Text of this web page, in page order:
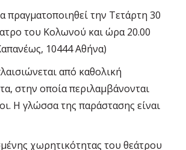
πραγματοποιηθεί την Τετάρτη 30
του Κολωνού και ώρα 20.00
10444 Αθήνα)
από καθολική
στην οποία περιλαμβάνονται
Η γλώσσα της παράστασης είναι
χωρητικότητας του θεάτρου